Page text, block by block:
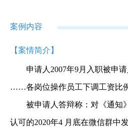
案例内容
【案情简介】
申请人2007年9月入职被申
……各岗位操作员工下调工资比
被申请人答辩称：对《通知
认可的2020年4 月底在微信群中